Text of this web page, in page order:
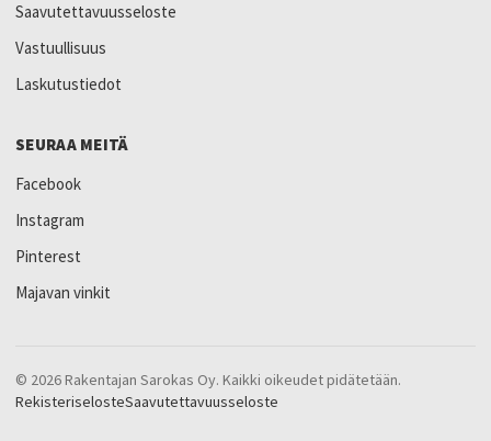
Saavutettavuusseloste
Vastuullisuus
Laskutustiedot
SEURAA MEITÄ
Facebook
Instagram
Pinterest
Majavan vinkit
© 2026 Rakentajan Sarokas Oy. Kaikki oikeudet pidätetään.
RekisteriselosteSaavutettavuusseloste